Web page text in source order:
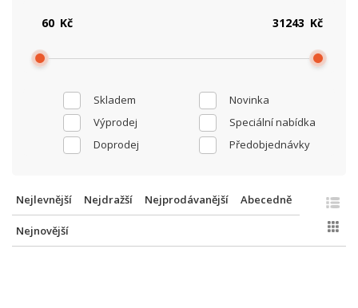
Skladem
Novinka
Výprodej
Speciální nabídka
Doprodej
Předobjednávky
Kč Kč
Nejlevnější Nejdražší Nejprodávanější Abecedně
Nejnovější